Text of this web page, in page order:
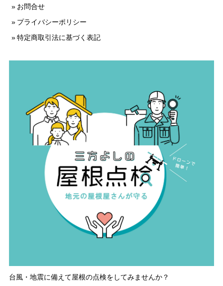
お問合せ
プライバシーポリシー
特定商取引法に基づく表記
台風・地震に備えて屋根の点検をしてみませんか？